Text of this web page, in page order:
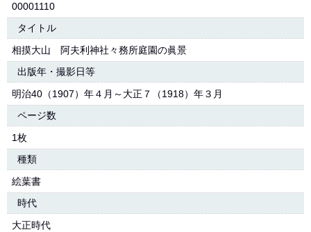
00001110
タイトル
相摸大山 阿夫利神社々務所庭園の眞景
出版年・撮影日等
明治40（1907）年４月～大正７（1918）年３月
ページ数
1枚
種類
絵葉書
時代
大正時代